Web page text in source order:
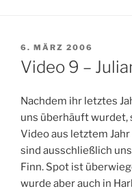
VERÖFFENTLICHT
AM
6. MÄRZ 2006
Video 9 –
Nachdem ihr letztes
uns überhäuft
Video aus letztem
sind ausschließlich
Finn. Spot ist
wurde aber auch in